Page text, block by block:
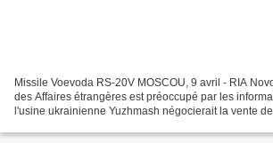
Missile Voevoda RS-20V MOSCOU, 9 avril - RIA
des Affaires étrangères est préoccupé par les
l'usine ukrainienne Yuzhmash négocierait la vente